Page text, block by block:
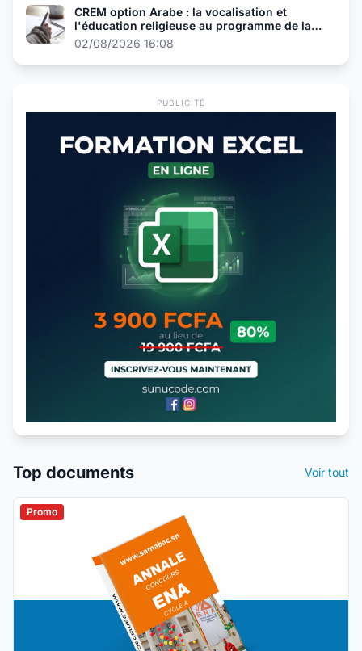
CREM option Arabe : la vocalisation et
l'éducation religieuse au programme de la
présélection
02/08/2026 16:08
PUBLICITÉ
Top documents Voir tout
Promo